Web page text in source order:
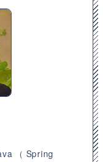
（Spring